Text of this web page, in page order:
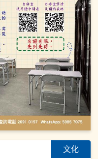
文化